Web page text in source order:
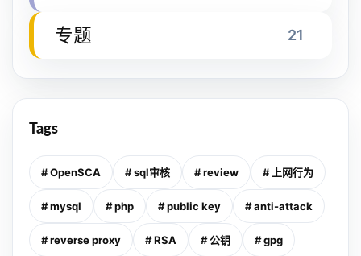
专题 21
Tags
# OpenSCA # sql审核 # review # 上网行为
# mysql # php # public key # anti-attack
# reverse proxy # RSA # 公钥 # gpg